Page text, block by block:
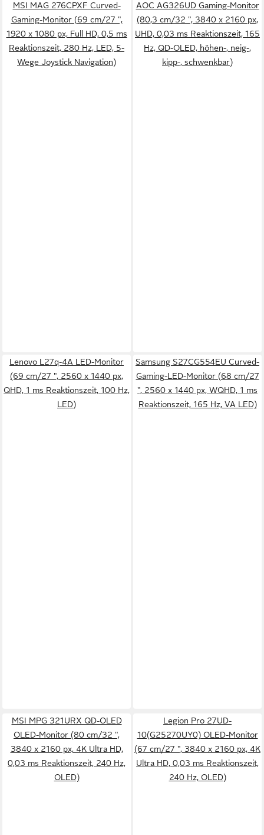
MSI MAG 276CPXF Curved-
Gaming-Monitor (69 cm/27 ",
1920 x 1080 px, Full HD, 0,5 ms
Reaktionszeit, 280 Hz, LED, 5-
Wege Joystick Navigation)
AOC AG326UD Gaming-Monitor
(80,3 cm/32 ", 3840 x 2160 px,
UHD, 0,03 ms Reaktionszeit, 165
Hz, QD-OLED, höhen-, neig-,
kipp-, schwenkbar)
Lenovo L27q-4A LED-Monitor
(69 cm/27 ", 2560 x 1440 px,
QHD, 1 ms Reaktionszeit, 100 Hz,
LED)
Samsung S27CG554EU Curved-
Gaming-LED-Monitor (68 cm/27
", 2560 x 1440 px, WQHD, 1 ms
Reaktionszeit, 165 Hz, VA LED)
MSI MPG 321URX QD-OLED
OLED-Monitor (80 cm/32 ",
3840 x 2160 px, 4K Ultra HD,
0,03 ms Reaktionszeit, 240 Hz,
OLED)
Legion Pro 27UD-
10(G25270UY0) OLED-Monitor
(67 cm/27 ", 3840 x 2160 px, 4K
Ultra HD, 0,03 ms Reaktionszeit,
240 Hz, OLED)